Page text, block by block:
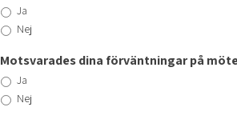
Ja
Nej
Motsvarades dina förväntningar på
Ja
Nej